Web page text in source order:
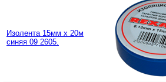
Изолента 15мм х 20м
синяя 09 2605.